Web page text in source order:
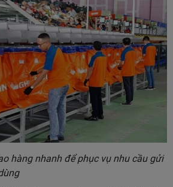
hàng nhanh để phục vụ nhu cầu gửi